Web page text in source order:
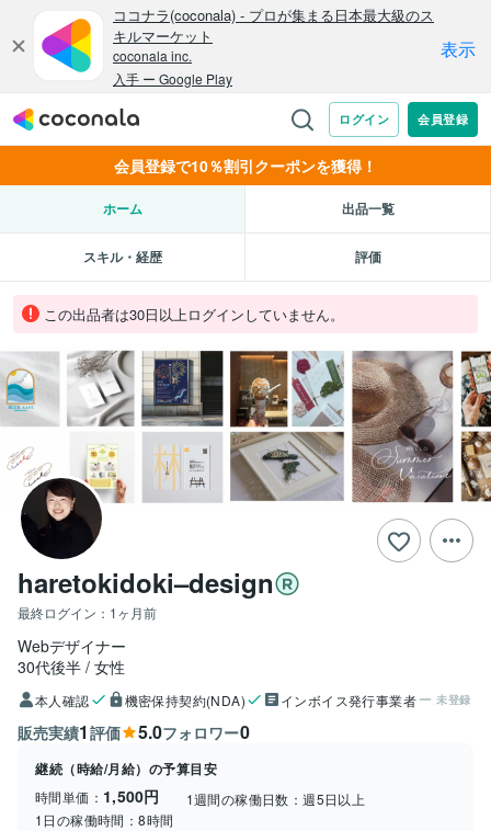
会員登録で10％割引クーポンを獲得！
ホーム 出品一覧
スキル・経歴 評価
この出品者は30日以上ログインしていません。
haretokidoki–design
最終ログイン： 1ヶ月前
Webデザイナー
30代後半 女性
本人確認 機密保持契約(NDA) インボイス発行事業者 未登録
販売実績1 評価 5.0フォロワー0
継続（時給/月給）の予算目安
時間単価： 1,500円 1週間の稼働日数：週5日以上
1日の稼働時間：8時間